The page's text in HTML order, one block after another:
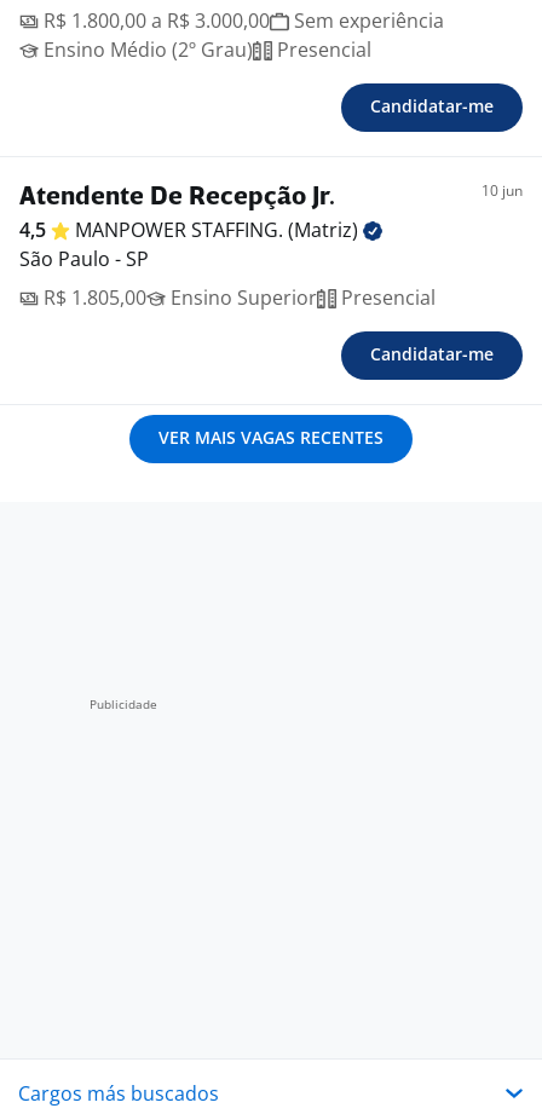
R$ 1.800,00 a R$ 3.000,00
Sem experiência
Ensino Médio (2º Grau)
Presencial
Candidatar-me
Atendente De Recepção Jr. 10 jun
4,5 MANPOWER STAFFING. (Matriz)
São Paulo - SP
R$ 1.805,00
Ensino Superior Presencial
Candidatar-me
VER MAIS VAGAS RECENTES
Cargos más buscados